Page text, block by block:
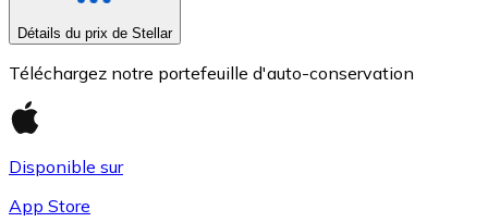
Détails du prix de Stellar
Téléchargez notre portefeuille d'auto-conservation
Disponible sur
App Store